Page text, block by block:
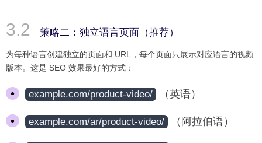
策略二：独立语言页面（推荐）
为每种语言创建独立的页面和 URL，每个页面只展示对应语言的视频
版本。这是 SEO 效果最好的方式：
example.com/product-video/ （英语）
example.com/ar/product-video/ （阿拉伯语）